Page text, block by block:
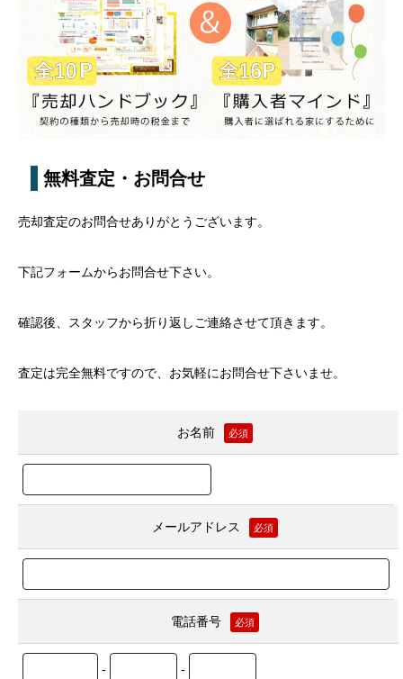
無料査定・お問合せ
売却査定のお問合せありがとうございます。
下記フォームからお問合せ下さい。
確認後、スタッフから折り返しご連絡させて頂きます。
査定は完全無料ですので、お気軽にお問合せ下さいませ。
お名前 必須
メールアドレス 必須
電話番号 必須
- -